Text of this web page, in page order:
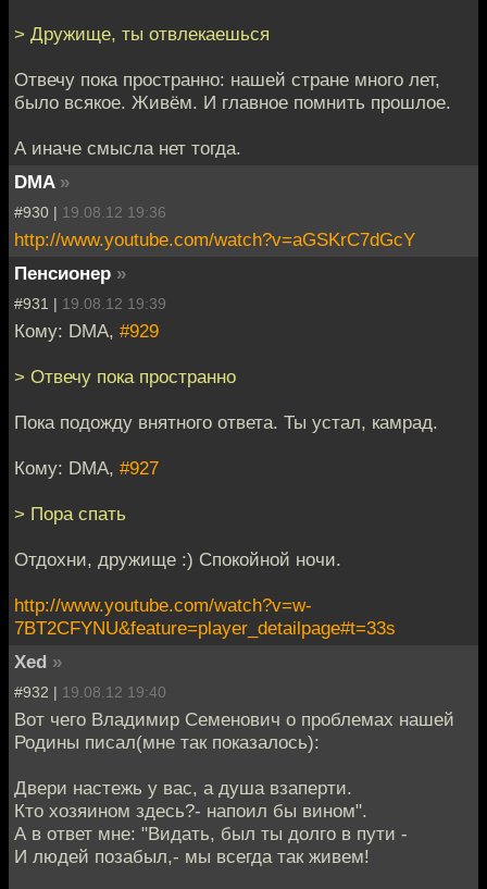
> Дружище, ты отвлекаешься
Отвечу пока пространно: нашей стране много лет,
было всякое. Живём. И главное помнить прошлое.
А иначе смысла нет тогда.
DMA »
#930 | 19.08.12 19:36
http://www.youtube.com/watch?v=aGSKrC7dGcY
Пенсионер »
#931 | 19.08.12 19:39
Кому: DMA, #929
> Отвечу пока пространно
Пока подожду внятного ответа. Ты устал, камрад.
Кому: DMA, #927
> Пора спать
Отдохни, дружище :) Спокойной ночи.
http://www.youtube.com/watch?v=w-
7BT2CFYNU&feature=player_detailpage#t=33s
Xed »
#932 | 19.08.12 19:40
Вот чего Владимир Семенович о проблемах нашей
Родины писал(мне так показалось):
Двери настежь у вас, а душа взаперти.
Кто хозяином здесь?- напоил бы вином".
А в ответ мне: "Видать, был ты долго в пути -
И людей позабыл,- мы всегда так живем!